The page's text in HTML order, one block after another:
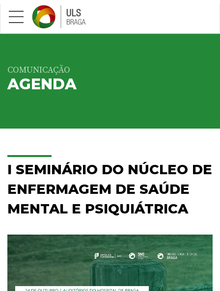
Saltar para conteúdo principal
COMUNICAÇÃO
AGENDA
I SEMINÁRIO DO NÚCLEO DE
ENFERMAGEM DE SAÚDE
MENTAL E PSIQUIÁTRICA